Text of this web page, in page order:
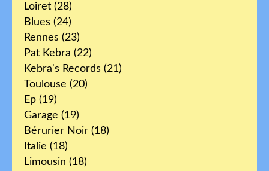
Loiret (28)
Blues (24)
Rennes (23)
Pat Kebra (22)
Kebra's Records (21)
Toulouse (20)
Ep (19)
Garage (19)
Bérurier Noir (18)
Italie (18)
Limousin (18)